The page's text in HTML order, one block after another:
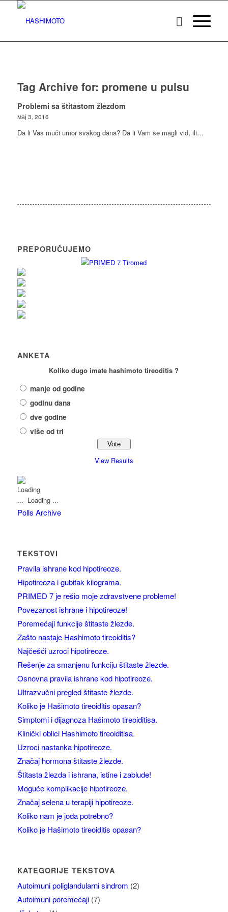
Tag Archive for: promene u pulsu
Problemi sa štitastom žlezdom
мај 3, 2016
Da li Vas muči umor svakog dana? Da li Vam se magli vid, ili…
PREPORUČUJEMO
ANKETA
Koliko dugo imate hashimoto tireoditis ?
manje od godine
godinu dana
dve godine
više od tri
View Results
Loading ...
Polls Archive
TEKSTOVI
Pravila ishrane kod hipotireoze.
Hipotireoza i gubitak kilograma.
PRIMED 7 je rešio moje zdravstvene probleme!
Povezanost ishrane i hipotireoze!
Poremećaji funkcije štitaste žlezde.
Zašto nastaje Hashimoto tireoiditis?
Najčešći uzroci hipotireoze.
Rešenje za smanjenu funkciju štitaste žlezde.
Osnovna pravila ishrane kod hipotireoze.
Ultrazvučni pregled štitaste žlezde.
Koliko je Hašimoto tireoiditis opasan?
Simptomi i dijagnoza Hašimoto tireoiditisa.
Klinički oblici Hashimoto tireoiditisa.
Uzroci nastanka hipotireoze.
Značaj hormona štitaste žlezde.
Štitasta žlezda i ishrana, istine i zablude!
Moguće komplikacije hipotireoze.
Značaj selena u terapiji hipotireoze.
Koliko nam je joda potrebno?
Koliko je Hašimoto tireoiditis opasan?
KATEGORIJE TEKSTOVA
Autoimuni poliglandularni sindrom (2)
Autoimuni poremećaji(7)